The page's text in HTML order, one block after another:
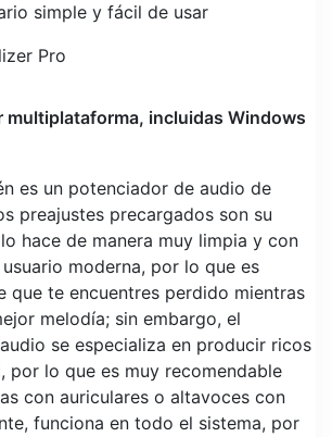
simple y fácil de usar
Pro
multiplataforma, incluidas Windows
es un potenciador de audio de
preajustes precargados son su
hace de manera muy limpia y con
moderna, por lo que es
que te encuentres perdido mientras
melodía; sin embargo, el
se especializa en producir ricos
por lo que es muy recomendable
con auriculares o altavoces con
funciona en todo el sistema, por